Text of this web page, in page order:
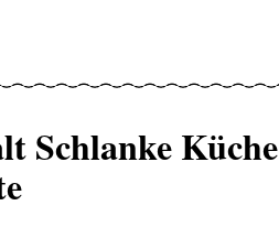
Schlanke Küche